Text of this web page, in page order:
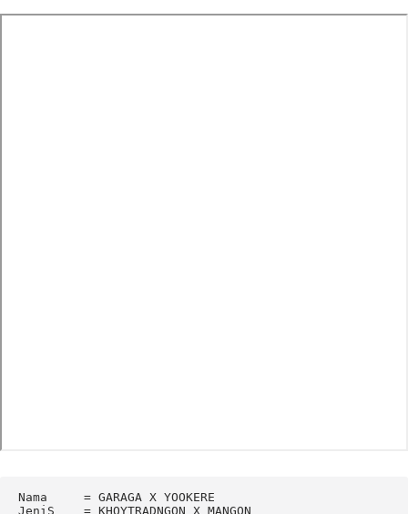
Nama     = GARAGA X YOOKERE
JeniS    = KHOYTRADNGON X MANGON